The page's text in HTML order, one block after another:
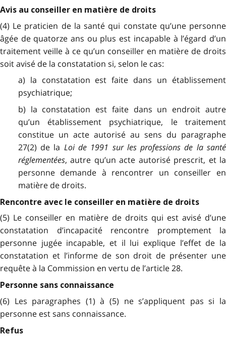
Avis au conseiller en matière de droits
(4) Le praticien de la santé qui constate qu’une personne
âgée de quatorze ans ou plus est incapable à l’égard d’un
traitement veille à ce qu’un conseiller en matière de droits
soit avisé de la constatation si, selon le cas:
a) la constatation est faite dans un établissement
psychiatrique;
b) la constatation est faite dans un endroit autre
qu’un établissement psychiatrique, le traitement
constitue un acte autorisé au sens du paragraphe
27(2) de la Loi de 1991 sur les professions de la santé
réglementées, autre qu’un acte autorisé prescrit, et la
personne demande à rencontrer un conseiller en
matière de droits.
Rencontre avec le conseiller en matière de droits
(5) Le conseiller en matière de droits qui est avisé d’une
constatation d’incapacité rencontre promptement la
personne jugée incapable, et il lui explique l’effet de la
constatation et l’informe de son droit de présenter une
requête à la Commission en vertu de l’article 28.
Personne sans connaissance
(6) Les paragraphes (1) à (5) ne s’appliquent pas si la
personne est sans connaissance.
Refus